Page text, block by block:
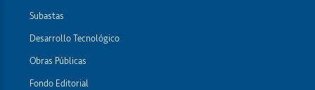
Subastas
Desarrollo Tecnológico
Obras Públicas
Fondo Editorial